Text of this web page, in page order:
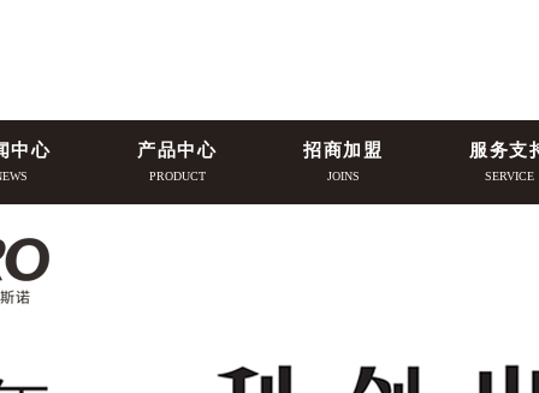
中心 产品中心
PRODUCT
招商加盟
JOINS
服务支
SERVICE